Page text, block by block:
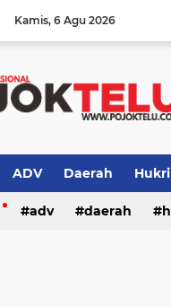
Kamis 6 Agu 2026
ADV Daerah
TNI - POLRI TNI-
adv daerah